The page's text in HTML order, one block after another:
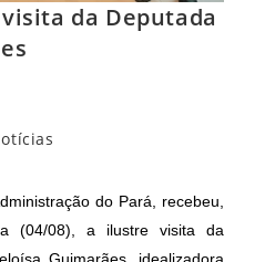
visita da Deputada
do Pará, recebeu,
(04/08), a ilustre visita da